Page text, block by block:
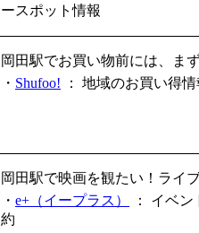
ースポット情報
岡田駅でお買い物前には、ま
・ Shufoo! ： 地域のお買い得情
岡田駅で映画を観たい！ライ
・ e+（イープラス） ： イベン
約